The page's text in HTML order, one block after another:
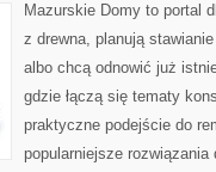
Mazurskie Domy to portal
z drewna, planują
albo chcą odnowić już
gdzie łączą się tematy
praktyczne podejście do
popularniejsze rozwiązania